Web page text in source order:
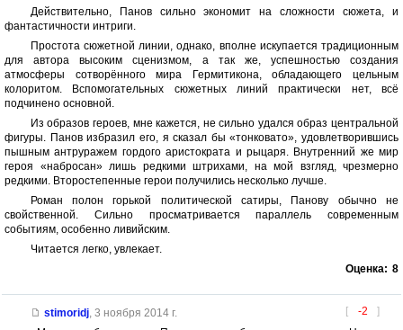
Действительно, Панов сильно экономит на сложности сюжета, и
фантастичности интриги.
Простота сюжетной линии, однако, вполне искупается традиционным
для автора высоким сценизмом, а так же, успешностью создания
атмосферы сотворённого мира Гермитикона, обладающего цельным
колоритом. Вспомогательных сюжетных линий практически нет, всё
подчинено основной.
Из образов героев, мне кажется, не сильно удался образ центральной
фигуры. Панов избразил его, я сказал бы «тонковато», удовлетворившись
пышным антруражем гордого аристократа и рыцаря. Внутренний же мир
героя «набросан» лишь редкими штрихами, на мой взгляд, чрезмерно
редкими. Второстепенные герои получились несколько лучше.
Роман полон горькой политической сатиры, Панову обычно не
свойственной. Сильно просматривается параллель современным
событиям, особенно ливийским.
Читается легко, увлекает.
Оценка: 8
[ -2 ]
stimoridj, 3 ноября 2014 г.